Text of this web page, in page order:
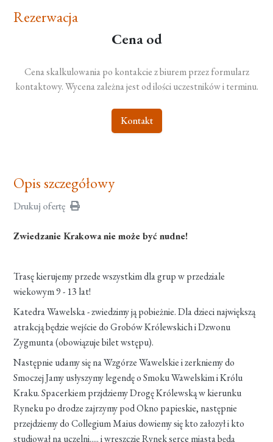
Rezerwacja
Cena od
Cena skalkulowania po kontakcie z biurem przez formularz
kontaktowy. Wycena zależna jest od ilości uczestników i terminu.
Kontakt
Opis szczegółowy
Drukuj ofertę
Zwiedzanie Krakowa nie może być nudne!
Trasę kierujemy przede wszystkim dla grup w przedziale
wiekowym 9 - 13 lat!
Katedra Wawelska - zwiedzimy ją pobieżnie. Dla dzieci największą
atrakcją będzie wejście do Grobów Królewskich i Dzwonu
Zygmunta (obowiązuje bilet wstępu).
Następnie udamy się na Wzgórze Wawelskie i zerkniemy do
Smoczej Jamy usłyszymy legendę o Smoku Wawelskim i Królu
Kraku. Spacerkiem przjdziemy Drogę Królewską w kierunku
Ryneku po drodze zajrzymy pod Okno papieskie, następnie
przejdziemy do Collegium Maius dowiemy się kto załozył i kto
studiował na uczelni..... i wreszczie Rynek serce miasta będą